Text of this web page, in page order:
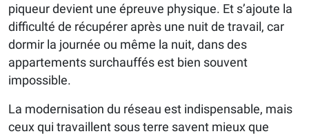
piqueur devient une épreuve physique. Et s’ajoute la
difficulté de récupérer après une nuit de travail, car
dormir la journée ou même la nuit, dans des
appartements surchauffés est bien souvent
impossible.
La modernisation du réseau est indispensable, mais
ceux qui travaillent sous terre savent mieux que